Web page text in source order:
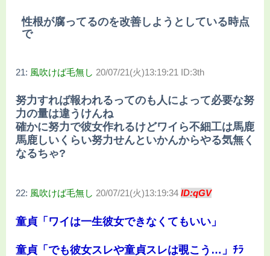
性根が腐ってるのを改善しようとしている時点
で
21: 風吹けば毛無し 20/07/21(火)13:19:21 ID:3th
努力すれば報われるってのも人によって必要な努
力の量は違うけんね
確かに努力で彼女作れるけどワイら不細工は馬鹿
馬鹿しいくらい努力せんといかんからやる気無く
なるちゃ?
22: 風吹けば毛無し 20/07/21(火)13:19:34 ID:qGV
童貞「ワイは一生彼女できなくてもいい」
童貞「でも彼女スレや童貞スレは覗こう…」ﾁﾗ